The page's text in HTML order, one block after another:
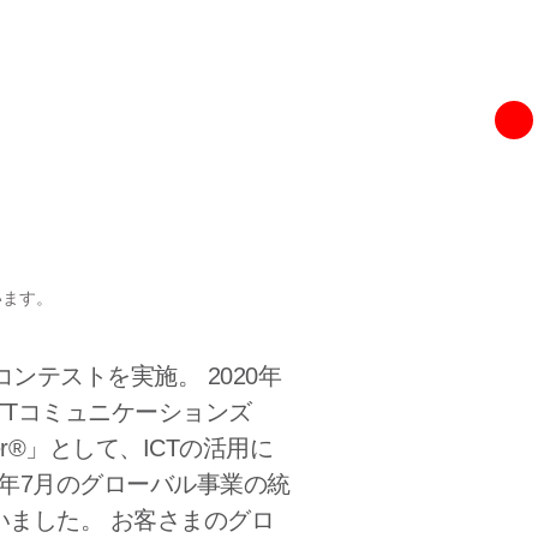
す。
ンテストを実施。 2020年
コミュニケーションズ
」として、ICTの活用に
7月のグローバル事業の統
した。 お客さまのグロ